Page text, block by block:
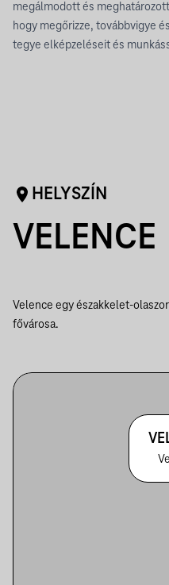
megálmodott és
hogy megőrizze, továbbvigye
tegye elképzeléseit és
HELYSZÍN
VELENCE
Velence egy északkelet-
fővárosa.